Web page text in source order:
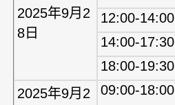
2025年9月2
8日
12:00-14:00
14:00-17:30
18:00-19:30
2025年9月2
09:00-18:00